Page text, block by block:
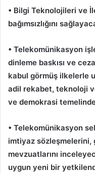
• Bilgi Teknolojileri ve
bağımsızlığını
• Telekomünikasyon
dinleme baskısı ve
kabul görmüş ilkelerle
adil rekabet, teknoloji
ve demokrasi
• Telekomünikasyon
imtiyaz
mevzuatlarını
uygun yeni bir